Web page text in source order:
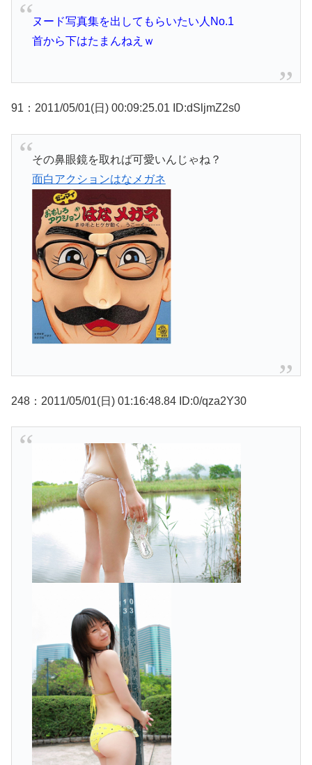
ヌード写真集を出してもらいたい人No.1
首から下はたまんねえｗ
91：2011/05/01(日) 00:09:25.01 ID:dSljmZ2s0
その鼻眼鏡を取れば可愛いんじゃね？
面白アクションはなメガネ
248：2011/05/01(日) 01:16:48.84 ID:0/qza2Y30